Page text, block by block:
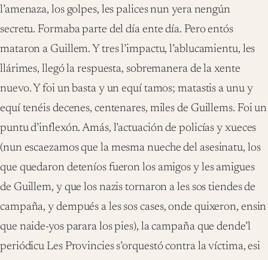
l’amenaza, los golpes, les palices nun yera nengún
secretu. Formaba parte del día ente día. Pero entós
mataron a Guillem. Y tres l’impactu, l’ablucamientu, les
llárimes, llegó la respuesta, sobremanera de la xente
nuevo. Y foi un basta y un equí tamos; matastis a unu y
equí tenéis decenes, centenares, miles de Guillems. Foi un
puntu d’inflexón. Amás, l’actuación de policías y xueces
(nun escaezamos que la mesma nueche del asesinatu, los
que quedaron deteníos fueron los amigos y les amigues
de Guillem, y que los nazis tornaron a les sos tiendes de
campaña, y dempués a les sos cases, onde quixeron, ensin
que naide-yos parara los pies), la campaña que dende’l
periódicu Les Provincies s’orquestó contra la víctima, esi